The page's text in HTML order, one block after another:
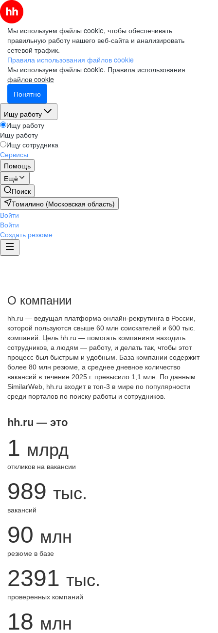
Мы используем файлы cookie, чтобы обеспечивать
правильную работу нашего веб-сайта и анализировать
сетевой трафик.
Правила использования файлов cookie
Мы используем файлы cookie. Правила использования
файлов cookie
Понятно
Ищу работу
Ищу работу
Ищу работу
Ищу сотрудника
Сервисы
Помощь
Ещё
Поиск
Томилино (Московская область)
Войти
Войти
Создать резюме
О компании
hh.ru — ведущая платформа онлайн-рекрутинга в России,
которой пользуются свыше 60 млн соискателей и 600 тыс.
компаний. Цель hh.ru — помогать компаниям находить
сотрудников, а людям — работу, и делать так, чтобы этот
процесс был быстрым и удобным. База компании содержит
более 80 млн резюме, а среднее дневное количество
вакансий в течение 2025 г. превысило 1,1 млн. По данным
SimilarWeb, hh.ru входит в топ-3 в мире по популярности
среди порталов по поиску работы и сотрудников.
hh.ru — это
1 млрд
откликов на вакансии
989 тыс.
вакансий
90 млн
резюме в базе
2391 тыс.
проверенных компаний
18 млн